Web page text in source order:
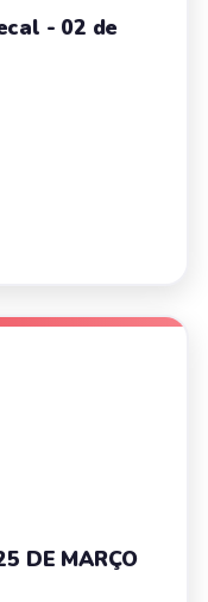
- 02 de
DE MARÇO